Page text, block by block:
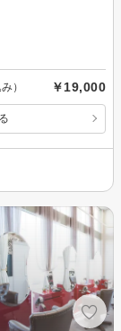
） ￥19,000